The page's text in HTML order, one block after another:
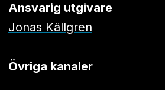
Ansvarig utgivare
Jonas Källgren
Övriga kanaler